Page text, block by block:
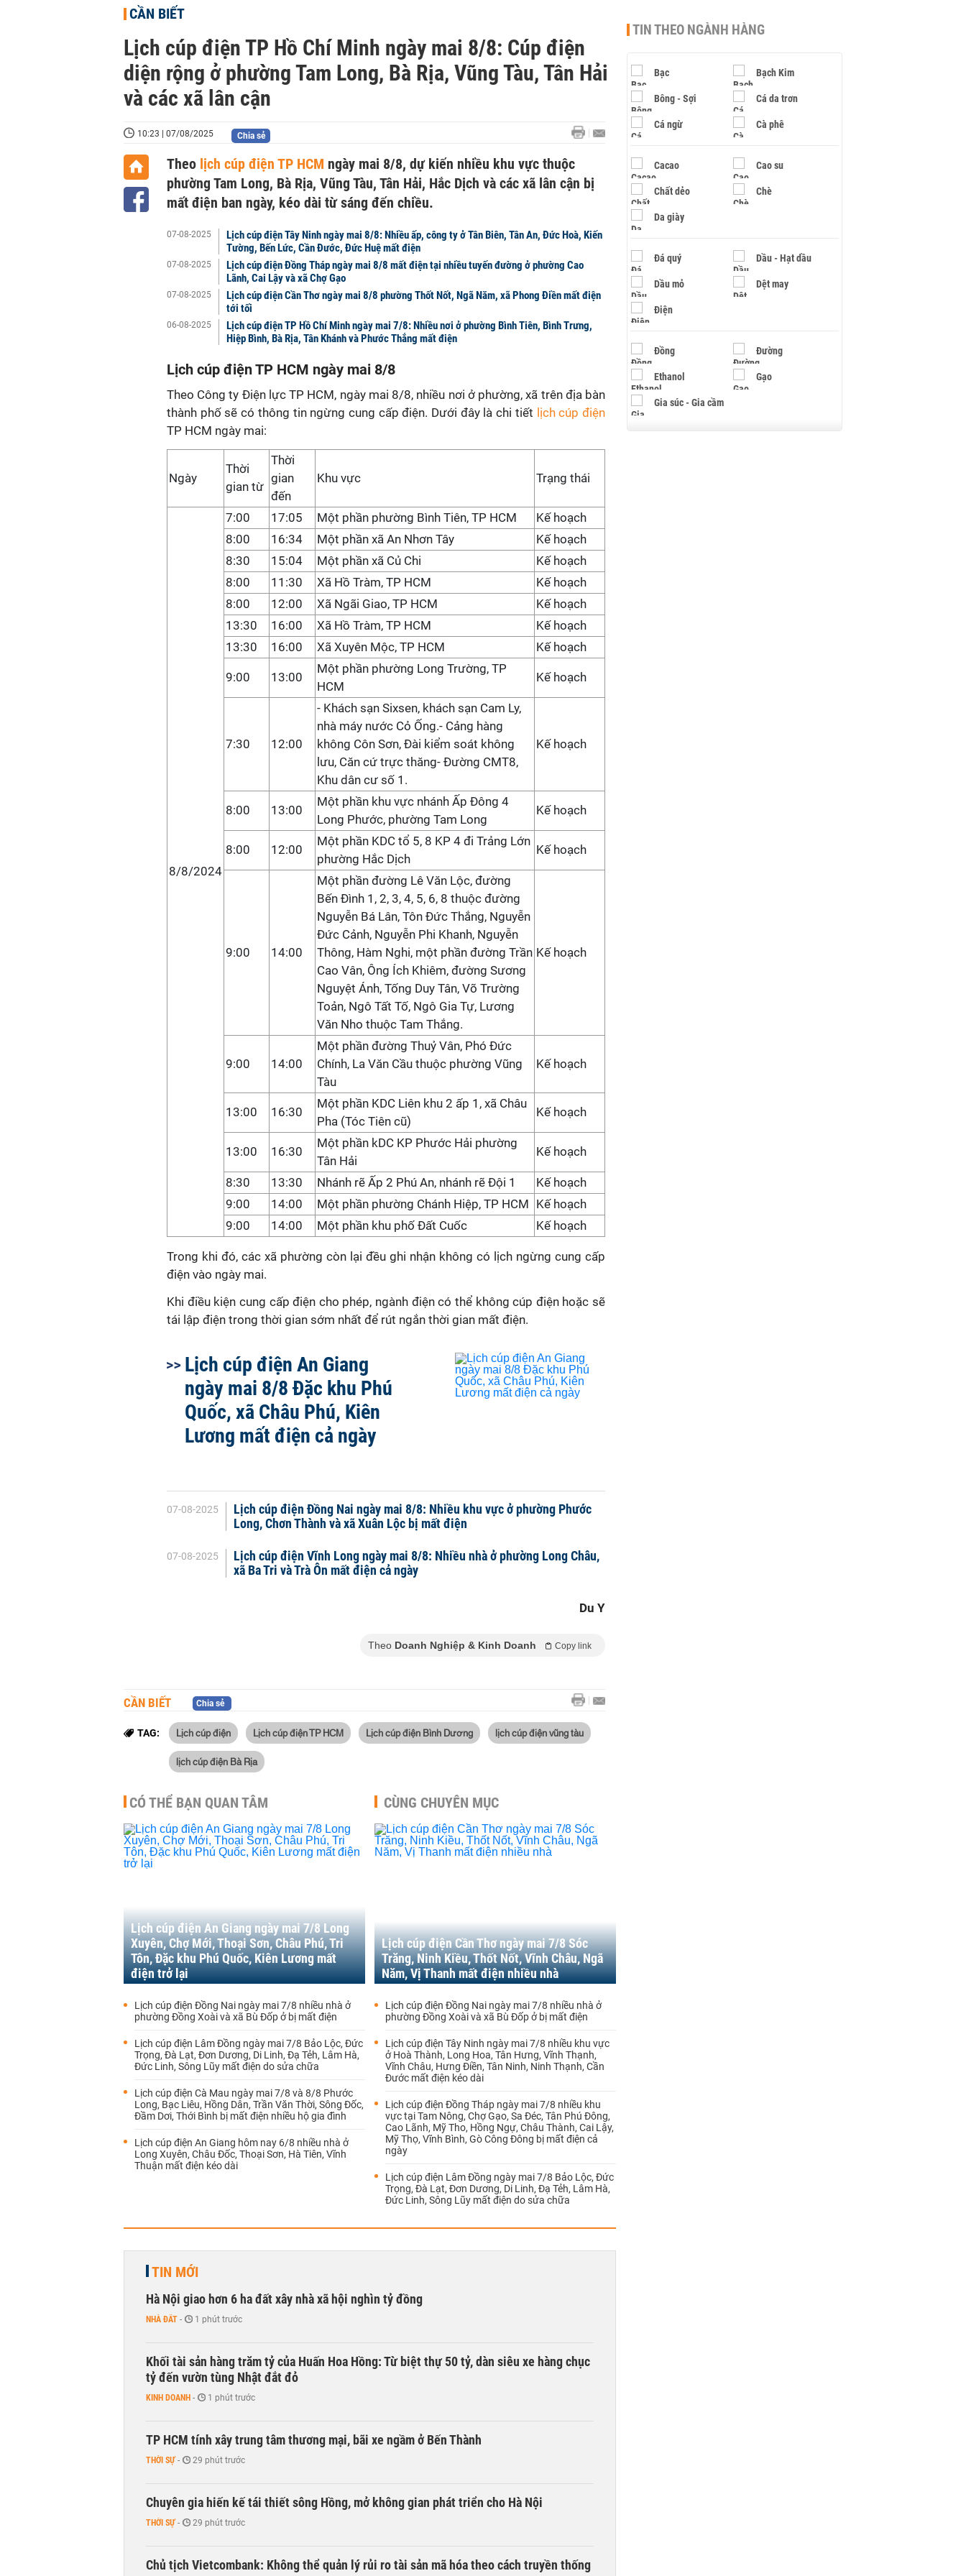
CẦN BIẾT
Lịch cúp điện TP Hồ Chí Minh ngày mai 8/8: Cúp điện
diện rộng ở phường Tam Long, Bà Rịa, Vũng Tàu, Tân Hải
và các xã lân cận
10:23 | 07/08/2025 Chia sẻ
Theo lịch cúp điện TP HCM ngày mai 8/8, dự kiến nhiều khu vực thuộc
phường Tam Long, Bà Rịa, Vũng Tàu, Tân Hải, Hắc Dịch và các xã lân cận bị
mất điện ban ngày, kéo dài từ sáng đến chiều.
07-08-2025
Lịch cúp điện Tây Ninh ngày mai 8/8: Nhiều ấp, công ty ở Tân Biên, Tân An, Đức Hoà, Kiến
Tường, Bến Lức, Cần Đước, Đức Huệ mất điện
07-08-2025
Lịch cúp điện Đồng Tháp ngày mai 8/8 mất điện tại nhiều tuyến đường ở phường Cao
Lãnh, Cai Lậy và xã Chợ Gạo
07-08-2025
Lịch cúp điện Cần Thơ ngày mai 8/8 phường Thốt Nốt, Ngã Năm, xã Phong Điền mất điện
tới tối
06-08-2025
Lịch cúp điện TP Hồ Chí Minh ngày mai 7/8: Nhiều nơi ở phường Bình Tiên, Bình Trưng,
Hiệp Bình, Bà Rịa, Tân Khánh và Phước Thắng mất điện
Lịch cúp điện TP HCM ngày mai 8/8
Theo Công ty Điện lực TP HCM, ngày mai 8/8, nhiều nơi ở phường, xã trên địa bàn
thành phố sẽ có thông tin ngừng cung cấp điện. Dưới đây là chi tiết lịch cúp điện
TP HCM ngày mai:
Ngày
Thời
gian từ
Thời
gian
đến
Khu vực Trạng thái
8/8/2024
7:00 17:05 Một phần phường Bình Tiên, TP HCM
Kế hoạch
8:00
16:34 Một phần xã An Nhơn Tây
Kế hoạch
8:30
15:04 Một phần xã Củ Chi
Kế hoạch
8:00
11:30 Xã Hồ Tràm, TP HCM
Kế hoạch
8:00
12:00 Xã Ngãi Giao, TP HCM
Kế hoạch
13:30
16:00 Xã Hồ Tràm, TP HCM
Kế hoạch
13:30
16:00 Xã Xuyên Mộc, TP HCM Kế hoạch
9:00 13:00
Một phần phường Long Trường, TP
HCM
Kế hoạch
7:30 12:00
- Khách sạn Sixsen, khách sạn Cam Ly,
nhà máy nước Cỏ Ống.- Cảng hàng
không Côn Sơn, Đài kiểm soát không
lưu, Căn cứ trực thăng- Đường CMT8,
Khu dân cư số 1.
Kế hoạch
8:00 13:00
Một phần khu vực nhánh Ấp Đông 4
Long Phước, phường Tam Long
Kế hoạch
8:00 12:00
Một phần KDC tổ 5, 8 KP 4 đi Trảng Lớn
phường Hắc Dịch
Kế hoạch
9:00 14:00
Một phần đường Lê Văn Lộc, đường
Bến Đình 1, 2, 3, 4, 5, 6, 8 thuộc đường
Nguyễn Bá Lân, Tôn Đức Thắng, Nguyễn
Đức Cảnh, Nguyễn Phi Khanh, Nguyễn
Thông, Hàm Nghi, một phần đường Trần
Cao Vân, Ông Ích Khiêm, đường Sương
Nguyệt Ánh, Tống Duy Tân, Võ Trường
Toản, Ngô Tất Tố, Ngô Gia Tự, Lương
Văn Nho thuộc Tam Thắng.
Kế hoạch
9:00 14:00
Một phần đường Thuỷ Vân, Phó Đức
Chính, La Văn Cầu thuộc phường Vũng
Tàu
Kế hoạch
13:00 16:30
Một phần KDC Liên khu 2 ấp 1, xã Châu
Pha (Tóc Tiên cũ)
Kế hoạch
13:00 16:30
Một phần kDC KP Phước Hải phường
Tân Hải
Kế hoạch
8:30 13:30 Nhánh rẽ Ấp 2 Phú An, nhánh rẽ Đội 1
Kế hoạch
9:00
14:00 Một phần phường Chánh Hiệp, TP HCM Kế hoạch
9:00
14:00 Một phần khu phố Đất Cuốc Kế hoạch
Trong khi đó, các xã phường còn lại đều ghi nhận không có lịch ngừng cung cấp
điện vào ngày mai.
Khi điều kiện cung cấp điện cho phép, ngành điện có thể không cúp điện hoặc sẽ
tái lập điện trong thời gian sớm nhất để rút ngắn thời gian mất điện.
Lịch cúp điện An Giang
ngày mai 8/8 Đặc khu Phú
Quốc, xã Châu Phú, Kiên
Lương mất điện cả ngày
07-08-2025
Lịch cúp điện Đồng Nai ngày mai 8/8: Nhiều khu vực ở phường Phước
Long, Chơn Thành và xã Xuân Lộc bị mất điện
07-08-2025
Lịch cúp điện Vĩnh Long ngày mai 8/8: Nhiều nhà ở phường Long Châu,
xã Ba Tri và Trà Ôn mất điện cả ngày
Du Y
Theo Doanh Nghiệp & Kinh Doanh Copy link
CẦN BIẾT Chia sẻ
TAG: Lịch cúp điện Lịch cúp điện TP HCM Lịch cúp điện Bình Dương lịch cúp điện vũng tàu
lịch cúp điện Bà Rịa
CÓ THỂ BẠN QUAN TÂM
Lịch cúp điện An Giang ngày mai 7/8 Long
Xuyên, Chợ Mới, Thoại Sơn, Châu Phú, Tri
Tôn, Đặc khu Phú Quốc, Kiên Lương mất
điện trở lại
Lịch cúp điện Đồng Nai ngày mai 7/8 nhiều nhà ở
phường Đồng Xoài và xã Bù Đốp ở bị mất điện
Lịch cúp điện Lâm Đồng ngày mai 7/8 Bảo Lộc, Đức
Trọng, Đà Lạt, Đơn Dương, Di Linh, Đạ Tẻh, Lâm Hà,
Đức Linh, Sông Lũy mất điện do sửa chữa
Lịch cúp điện Cà Mau ngày mai 7/8 và 8/8 Phước
Long, Bạc Liêu, Hồng Dân, Trần Văn Thời, Sông Đốc,
Đầm Dơi, Thới Bình bị mất điện nhiều hộ gia đình
Lịch cúp điện An Giang hôm nay 6/8 nhiều nhà ở
Long Xuyên, Châu Đốc, Thoại Sơn, Hà Tiên, Vĩnh
Thuận mất điện kéo dài
CÙNG CHUYÊN MỤC
Lịch cúp điện Cần Thơ ngày mai 7/8 Sóc
Trăng, Ninh Kiều, Thốt Nốt, Vĩnh Châu, Ngã
Năm, Vị Thanh mất điện nhiều nhà
Lịch cúp điện Đồng Nai ngày mai 7/8 nhiều nhà ở
phường Đồng Xoài và xã Bù Đốp ở bị mất điện
Lịch cúp điện Tây Ninh ngày mai 7/8 nhiều khu vực
ở Hoà Thành, Long Hoa, Tân Hưng, Vĩnh Thạnh,
Vĩnh Châu, Hưng Điền, Tân Ninh, Ninh Thạnh, Cần
Đước mất điện kéo dài
Lịch cúp điện Đồng Tháp ngày mai 7/8 nhiều khu
vực tại Tam Nông, Chợ Gạo, Sa Đéc, Tân Phú Đông,
Cao Lãnh, Mỹ Tho, Hồng Ngự, Châu Thành, Cai Lậy,
Mỹ Thọ, Vĩnh Bình, Gò Công Đông bị mất điện cả
ngày
Lịch cúp điện Lâm Đồng ngày mai 7/8 Bảo Lộc, Đức
Trọng, Đà Lạt, Đơn Dương, Di Linh, Đạ Tẻh, Lâm Hà,
Đức Linh, Sông Lũy mất điện do sửa chữa
TIN MỚI
Hà Nội giao hơn 6 ha đất xây nhà xã hội nghìn tỷ đồng
NHÀ ĐẤT - 1 phút trước
Khối tài sản hàng trăm tỷ của Huấn Hoa Hồng: Từ biệt thự 50 tỷ, dàn siêu xe hàng chục
tỷ đến vườn tùng Nhật đắt đỏ
KINH DOANH - 1 phút trước
TP HCM tính xây trung tâm thương mại, bãi xe ngầm ở Bến Thành
THỜI SỰ - 29 phút trước
Chuyên gia hiến kế tái thiết sông Hồng, mở không gian phát triển cho Hà Nội
THỜI SỰ - 29 phút trước
Chủ tịch Vietcombank: Không thể quản lý rủi ro tài sản mã hóa theo cách truyền thống
TIN THEO NGÀNH HÀNG
Bạc Bạch Kim
Bông - Sợi Cá da trơn
Cá ngừ Cà phê
Cacao Cao su
Chất dẻo Chè
Da giày
Đá quý Dầu - Hạt dầu
Dầu mỏ Dệt may
Điện
Đồng Đường
Ethanol Gạo
Gia súc - Gia cầm